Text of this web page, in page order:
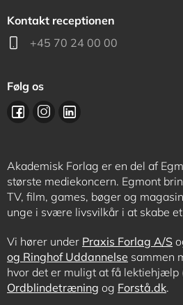
Kontakt receptionen
+45 70 24 00 00
Følg os
Akademisk Forlag er en del af
største mediekoncern. Egmont
TV, film, games, bøger og
unge i svære livsvilkår i at skabe
Vi hører under Praxis Forlag A/S
og Ringhof Uddannelse sammen
hvor det er muligt at få lektiehjælp
Ordblindetræning og Forstå.dk.